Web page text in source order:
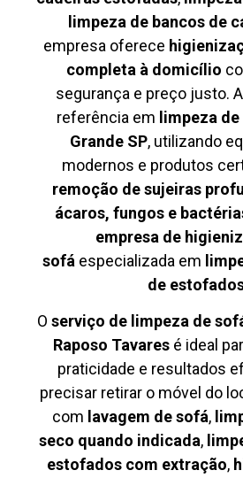
limpeza de bancos de
empresa oferece
completa à domicílio
segurança e preço justo.
referência em limpeza
Grande SP, utilizando
modernos e produtos
remoção de sujeiras
ácaros, fungos e
empresa de
sofá especializada em
de
O serviço de limpeza de
Raposo Tavares é ideal
praticidade e resultados
precisar retirar o móvel do
com lavagem de sofá,
seco quando indicada,
estofados com extração,